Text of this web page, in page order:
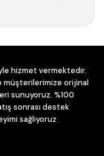
hizmet vermektedir.
müşterilerimize orijinal
sunuyoruz. %100
sonrası destek
sağlıyoruz